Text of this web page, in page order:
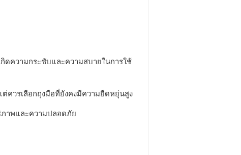
ดความกระชับและความสบายในการใช้
ควรเลือกถุงมือที่ยังคงมีความยืดหยุ่นสูง
าพและความปลอดภัย